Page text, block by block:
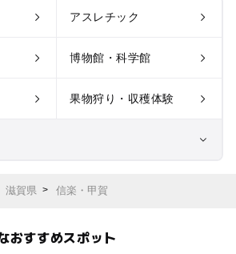
アスレチック
博物館・科学館
果物狩り・収穫体験
滋賀県 信楽・甲賀
おすすめスポット